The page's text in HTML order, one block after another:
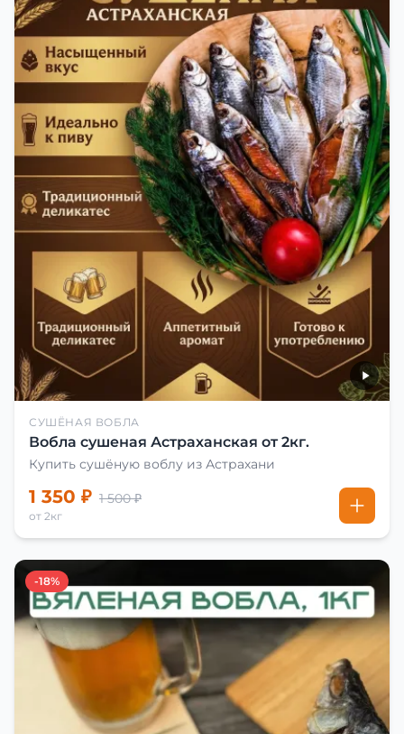
СУШЁНАЯ ВОБЛА
Вобла сушеная Астраханская от 2кг.
Купить сушёную воблу из Астрахани
1 350 ₽ 1 500 ₽
от 2кг
-18%